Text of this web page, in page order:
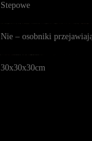
Stepowe
Nie – osobniki
30x30x30cm